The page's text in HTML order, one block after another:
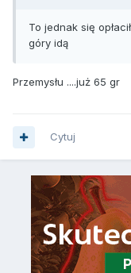
To jednak się
góry idą
Przemysłu ....już 65 gr
Cytuj